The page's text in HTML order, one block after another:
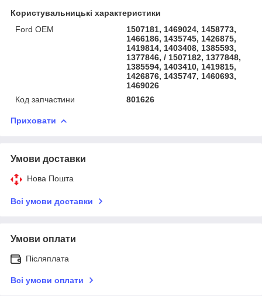
Користувальницькі характеристики
Ford OEM
1507181, 1469024, 1458773,
1466186, 1435745, 1426875,
1419814, 1403408, 1385593,
1377846, / 1507182, 1377848,
1385594, 1403410, 1419815,
1426876, 1435747, 1460693,
1469026
Код запчастини
801626
Приховати
Умови доставки
Нова Пошта
Всі умови доставки
Умови оплати
Післяплата
Всі умови оплати